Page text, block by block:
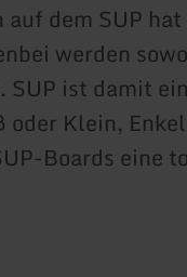
dem SUP
werden
ist damit
oder Klein,
Boards eine